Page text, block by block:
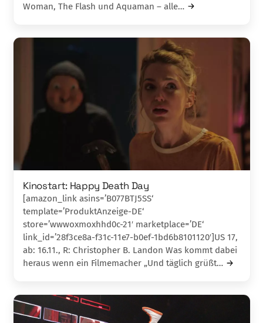
Woman, The Flash und Aquaman – alle…
Kinostart: Happy Death Day
[amazon_link asins=’B077BTJ5SS‘
template=’ProduktAnzeige-DE‘
store=’wwwoxmoxhhd0c-21′ marketplace=’DE‘
link_id=’28f3ce8a-f31c-11e7-b0ef-1bd6b8101120′]US 17,
ab: 16.11., R: Christopher B. Landon Was kommt dabei
heraus wenn ein Filmemacher „Und täglich grüßt…